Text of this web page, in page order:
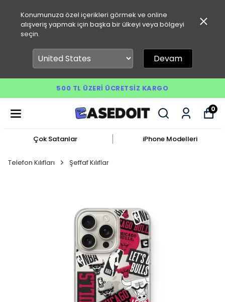
Konumunuza özel içerikleri görmek ve online
alışveriş yapmak için başka bir ülkeyi veya bölgeyi
seçin.
Devam
500 TL ÜZERI ÜCRETSIZ KARGO
0
Çok Satanlar iPhone Modelleri
Telefon Kılıfları Şeffaf Kılıflar